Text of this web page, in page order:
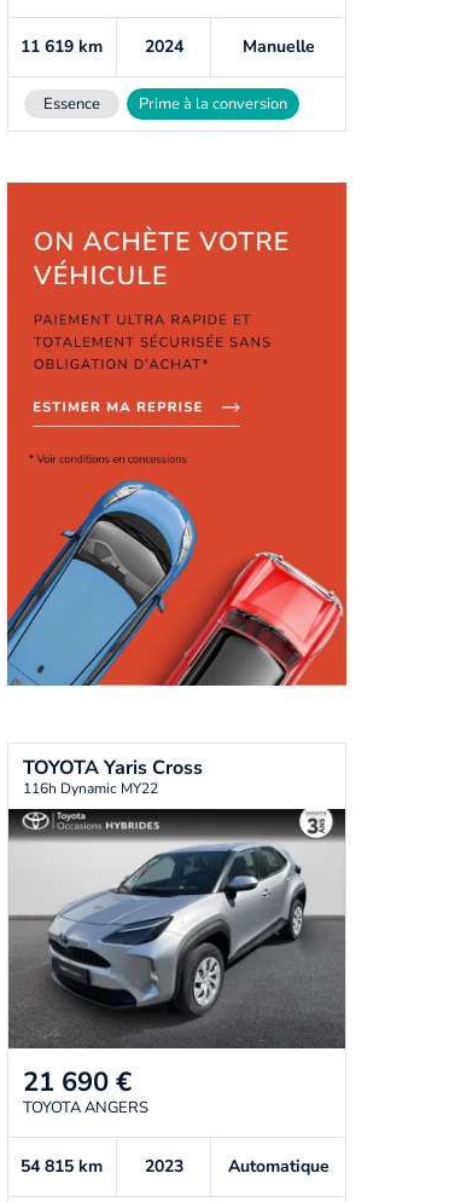
11 619km 2024 Manuelle
Essence Prime à la conversion
TOYOTAYaris Cross
116h Dynamic MY22
21 690 €
TOYOTA ANGERS
54 815km 2023 Automatique